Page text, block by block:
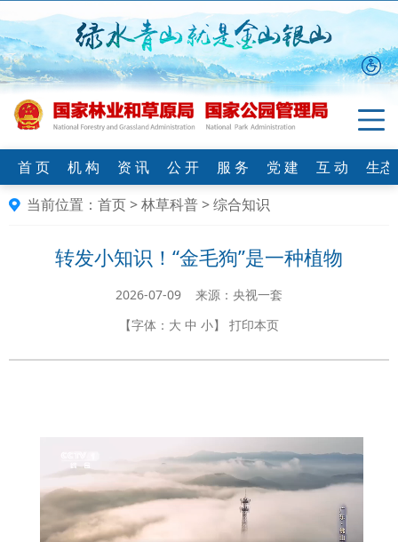
首 页 机 构 资 讯 公 开 服 务 党 建 互 动
生
当前位置： 首页>林草科普>综合知识
转发小知识！“金毛狗”是一种植物
2026-07-09 来源：央视一套
【字体： 大 中 小】 打印本页